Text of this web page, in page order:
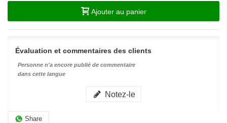
Ajouter au panier
Évaluation et commentaires des clients
Personne n'a encore publié de commentaire
dans cette langue
Notez-le
Share